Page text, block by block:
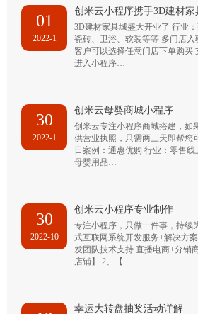
01
2022-1
创米云小程序携手3D建材家
3D建材家具城盛大开业了 行业
瓷砖、卫浴、软装等等 多门店入
客户可以选择任意门店下单购买
进入小程序…
30
2022-1
创米云母婴商城小程序
创米云专注小程序商城搭建，如
供营业执照，只需两三天即帮您
日案例：通惠优购 行业：零售线
母婴用品…
30
2022-10
创米云小程序专业制作
专注小程序，只做一件事，持续
式互联网系统开发服务+解决方
发团队技术支持 直播电商+分销
店铺】 2、【…
幸运大转盘抽奖活动详解